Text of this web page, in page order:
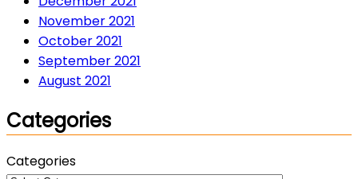
November 2021
October 2021
September 2021
August 2021
Categories
Categories